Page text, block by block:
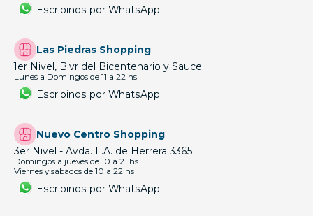
Escribinos por WhatsApp
Las Piedras Shopping
1er Nivel, Blvr del Bicentenario y Sauce
Lunes a Domingos de 11 a 22 hs
Escribinos por WhatsApp
Nuevo Centro Shopping
3er Nivel - Avda. L.A. de Herrera 3365
Domingos a jueves de 10 a 21 hs
Viernes y sabados de 10 a 22 hs
Escribinos por WhatsApp